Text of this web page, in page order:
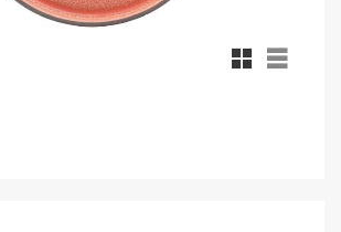
Rutnätsvy
Listvy